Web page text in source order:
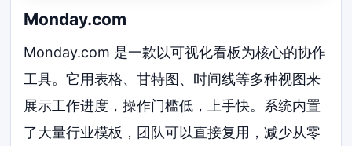
Monday.com
Monday.com 是一款以可视化看板为核心的协作
工具。它用表格、甘特图、时间线等多种视图来
展示工作进度，操作门槛低，上手快。系统内置
了大量行业模板，团队可以直接复用，减少从零